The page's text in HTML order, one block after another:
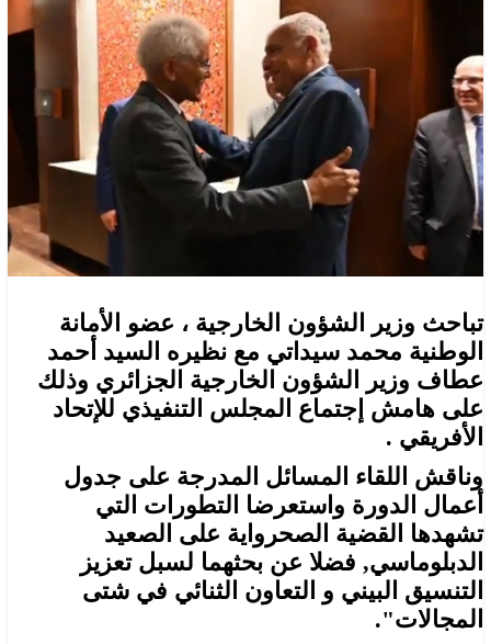
تباحث وزير الشؤون الخارجية ، عضو الأمانة
الوطنية محمد سيداتي مع نظيره السيد أحمد
عطاف وزير الشؤون الخارجية الجزائري وذلك
على هامش إجتماع المجلس التنفيذي للإتحاد
الأفريقي .
وناقش اللقاء المسائل المدرجة على جدول
أعمال الدورة واستعرضا التطورات التي
تشهدها القضية الصحرواية على الصعيد
الدبلوماسي, فضلا عن بحثهما لسبل تعزيز
التنسيق البيني و التعاون الثنائي في شتى
المجالات".